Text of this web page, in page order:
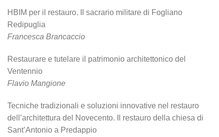
HBIM per il restauro. Il sacrario militare di Fogliano
Redipuglia
Francesca Brancaccio
Restaurare e tutelare il patrimonio architettonico del
Ventennio
Flavio Mangione
Tecniche tradizionali e soluzioni innovative nel restauro
dell’architettura del Novecento. Il restauro della chiesa di
Sant’Antonio a Predappio